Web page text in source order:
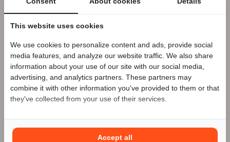
Speciale Motor2go prijs
Benieuwd naar de speciale Motor2go prijs? Bel
0174-440771
This website uses cookies
We use cookies to personalize content and ads, provide social
media features, and analyze our website traffic. We also share
information about your use of our site with our social media,
advertising, and analytics partners. These partners may
combine it with other information you've provided to them or that
they've collected from your use of their services.
Accept all